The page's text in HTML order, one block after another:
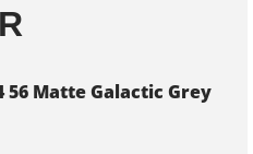
56 Matte Galactic Grey